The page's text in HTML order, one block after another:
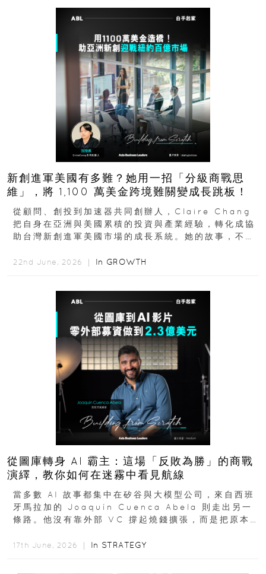
新創進軍美國有多難？她用一招「分級商戰思
維」，將 1,100 萬美金跨境難關變成長跳板！
從顧問、創投到加速器共同創辦人，Claire Chang
把自身在亞洲與美國累積的投資與產業經驗，轉化成協
助台灣新創進軍美國市場的成長系統。她的故事，不只
22nd June, 2026 ｜ In GROWTH
從圖庫轉身 AI 霸主：這場「反敗為勝」的商戰
演繹，教你如何在迷霧中看見航線
當多數 AI 故事都集中在矽谷與大模型公司，來自西班
牙馬拉加的 Joaquín Cuenca Abela 則走出另一
條路。他沒有靠外部 VC 撐起燒錢擴張，而是把原本
17th June, 2026 ｜ In STRATEGY